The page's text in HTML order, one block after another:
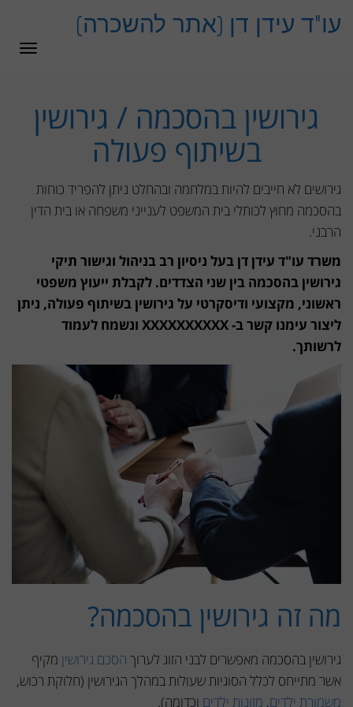
עו"ד עידן דן (אתר להשכרה)
גירושין בהסכמה / גירושין
בשיתוף פעולה
גירושים לא חייבים להיות במלחמה ובהחלט ניתן להפריד כוחות
בהסכמה מחוץ לכותלי בית המשפט לענייני משפחה או בית הדין
הרבני.
משרד עו"ד עידן דן בעל ניסיון רב בניהול וגישור תיקי
גירושין בהסכמה בין שני הצדדים. לקבלת ייעוץ משפטי
ראשוני, מקצועי ודיסקרטי על גירושין בשיתוף פעולה, ניתן
ליצור עימנו קשר ב- XXXXXXXXXX ונשמח לעמוד
לרשותך.
מה זה גירושין בהסכמה?
גירושין בהסכמה מאפשרים לבני הזוג לערוך הסכם גירושין מקיף
אשר מתייחס לכלל הסוגיות שעולות במהלך הגירושין (חלוקת רכוש,
משמורת ילדים, מזונות ילדים וכדומה).